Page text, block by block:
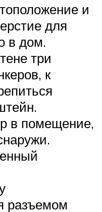
и
для
в дом.
три
к
в помещение,
разъемом